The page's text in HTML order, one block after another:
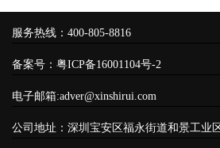
服务热线：400-805-8816
备案号： 粤ICP备16001104号-2
电子邮箱:adver@xinshirui.com
公司地址：深圳宝安区福永街道和景工业